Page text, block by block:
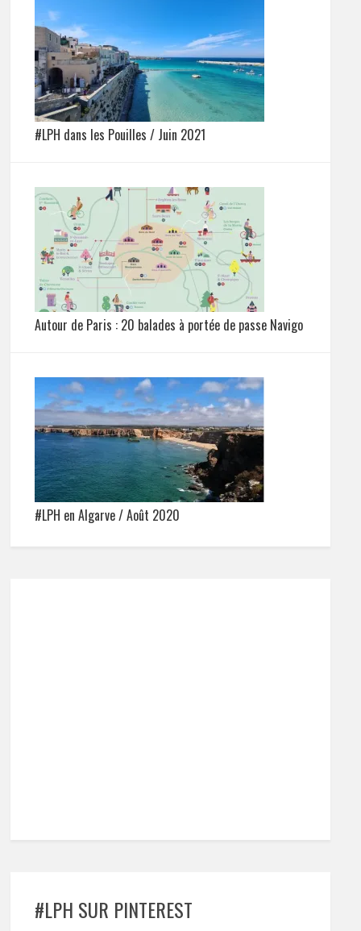
#LPH dans les Pouilles / Juin 2021
Autour de Paris : 20 balades à portée de passe Navigo
#LPH en Algarve / Août 2020
#LPH SUR PINTEREST